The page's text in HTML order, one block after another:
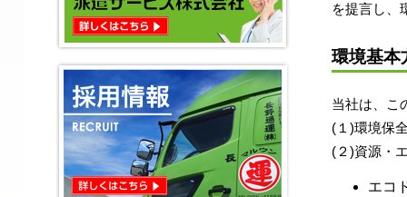
を提言し、
環境基本
当社は、こ
(１)環境保
(２)資源・
エコ